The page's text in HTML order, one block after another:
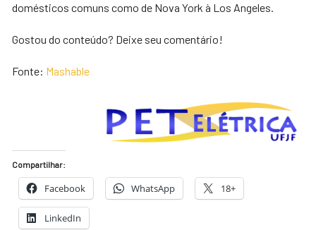
domésticos comuns como de Nova York à Los Angeles.
Gostou do conteúdo? Deixe seu comentário!
Fonte: Mashable
Compartilhar:
Facebook WhatsApp 18+
LinkedIn